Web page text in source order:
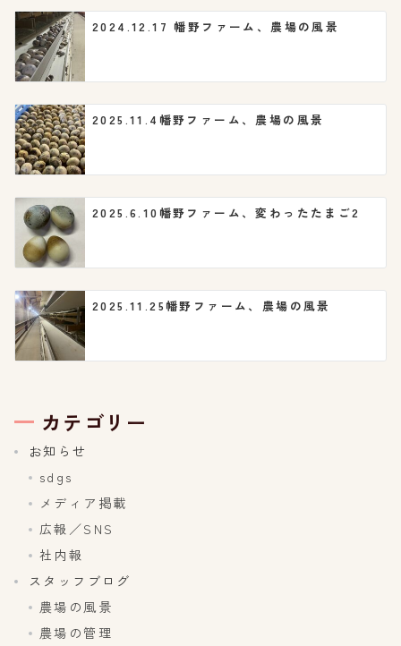
ョ
ン
2024.12.17 幡野ファーム、農場の風景
2025.11.4幡野ファーム、農場の風景
2025.6.10幡野ファーム、変わったたまご2
2025.11.25幡野ファーム、農場の風景
カテゴリー
お知らせ
sdgs
メディア掲載
広報／SNS
社内報
スタッフブログ
農場の風景
農場の管理